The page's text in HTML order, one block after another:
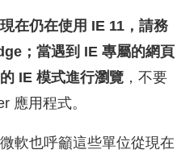
在仍在使用 IE 11，請務
；當遇到 IE 專屬的網頁
IE 模式進行瀏覽 ，不要
應用程式。
軟也呼籲這些單位從現在